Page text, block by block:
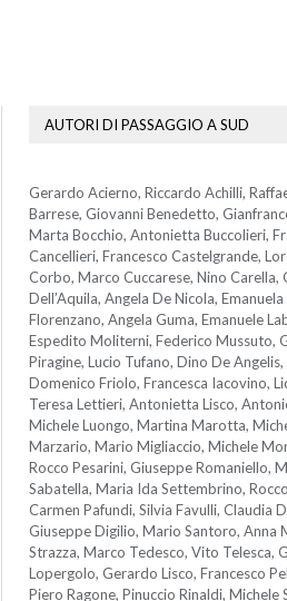
AUTORI DI PASSAGGIO A SUD
Gerardo Acierno, Riccardo Achilli,
Barrese, Giovanni Benedetto,
Marta Bocchio, Antonietta Buccolieri,
Cancellieri, Francesco Castelgrande,
Corbo, Marco Cuccarese, Nino Carella,
Dell’Aquila, Angela De Nicola,
Florenzano, Angela Guma, Emanuele
Espedito Moliterni, Federico Mussuto,
Piragine, Lucio Tufano, Dino De
Domenico Friolo, Francesca Iacovino,
Teresa Lettieri, Antonietta Lisco,
Michele Luongo, Martina Marotta,
Marzario, Mario Migliaccio, Michele
Rocco Pesarini, Giuseppe Romaniello,
Sabatella, Maria Ida Settembrino,
Carmen Pafundi, Silvia Favulli, Claudia
Giuseppe Digilio, Mario Santoro, Anna
Strazza, Marco Tedesco, Vito Telesca,
Lopergolo, Gerardo Lisco, Francesco
Piero Ragone, Pinuccio Rinaldi,